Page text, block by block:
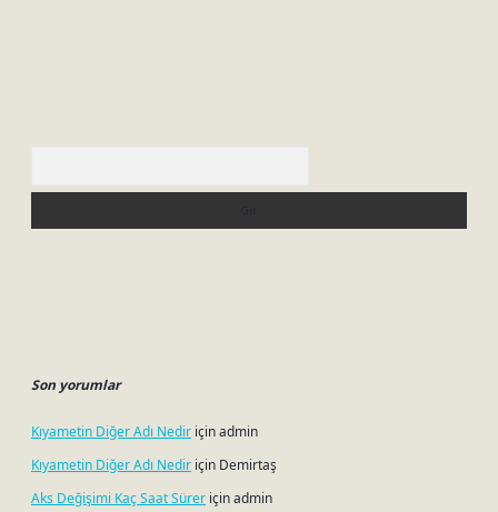
Son yorumlar
Kıyametin Diğer Adı Nedir içinadmin
Kıyametin Diğer Adı Nedir için Demirtaş
Aks Değişimi Kaç Saat Sürer içinadmin